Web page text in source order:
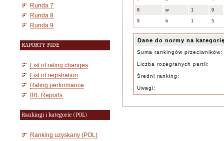
Runda 7
Runda 8
Runda 9
RAPORTY FIDE
List of rating changes
List of registration
Rating performance
IRL Reports
Rankingi i kategorie (POL)
Ranking uzyskany (POL)
8 w 1 9
9 b 1 5
Dane do normy na
Suma rankingów przeciwników:
Liczba rozegranych partii:
Średni ranking:
Uwagi: